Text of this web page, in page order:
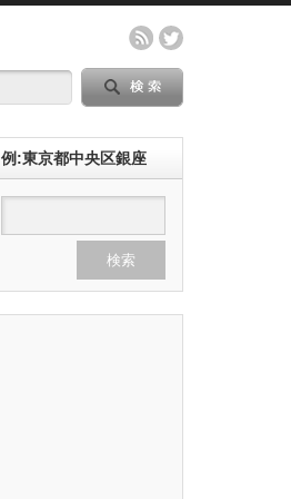
例:東京都中央区銀座